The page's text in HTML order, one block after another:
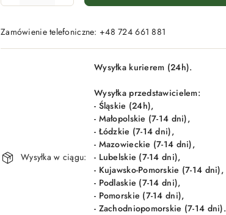
Zamówienie telefoniczne: +48 724 661 881
Wysyłka w ciągu:
Wysyłka kurierem (24h).
Wysyłka przedstawicielem:
- Śląskie (24h),
- Małopolskie (7-14 dni),
- Łódzkie (7-14 dni),
- Mazowieckie (7-14 dni),
- Lubelskie (7-14 dni),
- Kujawsko-Pomorskie (7-14 dni),
- Podlaskie (7-14 dni),
- Pomorskie (7-14 dni),
- Zachodniopomorskie (7-14 dni).